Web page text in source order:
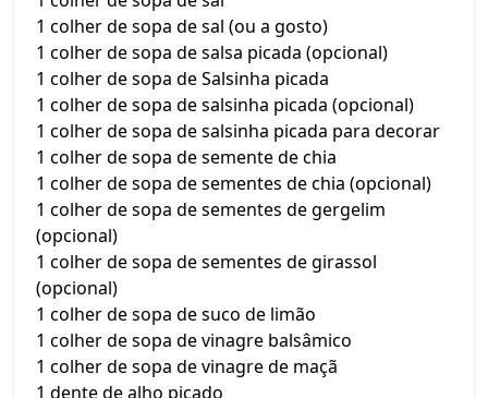
1 colher de sopa de sal (ou a gosto)
1 colher de sopa de salsa picada (opcional)
1 colher de sopa de Salsinha picada
1 colher de sopa de salsinha picada (opcional)
1 colher de sopa de salsinha picada para decorar
1 colher de sopa de semente de chia
1 colher de sopa de sementes de chia (opcional)
1 colher de sopa de sementes de gergelim
(opcional)
1 colher de sopa de sementes de girassol
(opcional)
1 colher de sopa de suco de limão
1 colher de sopa de vinagre balsâmico
1 colher de sopa de vinagre de maçã
1 dente de alho picado